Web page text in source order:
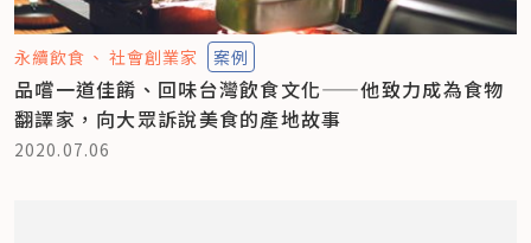
永續飲食 社會創業家 案例
品嚐一道佳餚、回味台灣飲食文化——他致力成為食物
翻譯家，向大眾訴說美食的產地故事
2020.07.06